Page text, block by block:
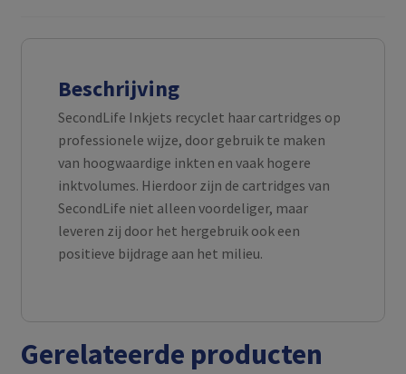
Beschrijving
SecondLife Inkjets recyclet haar cartridges op
professionele wijze, door gebruik te maken
van hoogwaardige inkten en vaak hogere
inktvolumes. Hierdoor zijn de cartridges van
SecondLife niet alleen voordeliger, maar
leveren zij door het hergebruik ook een
positieve bijdrage aan het milieu.
Gerelateerde producten